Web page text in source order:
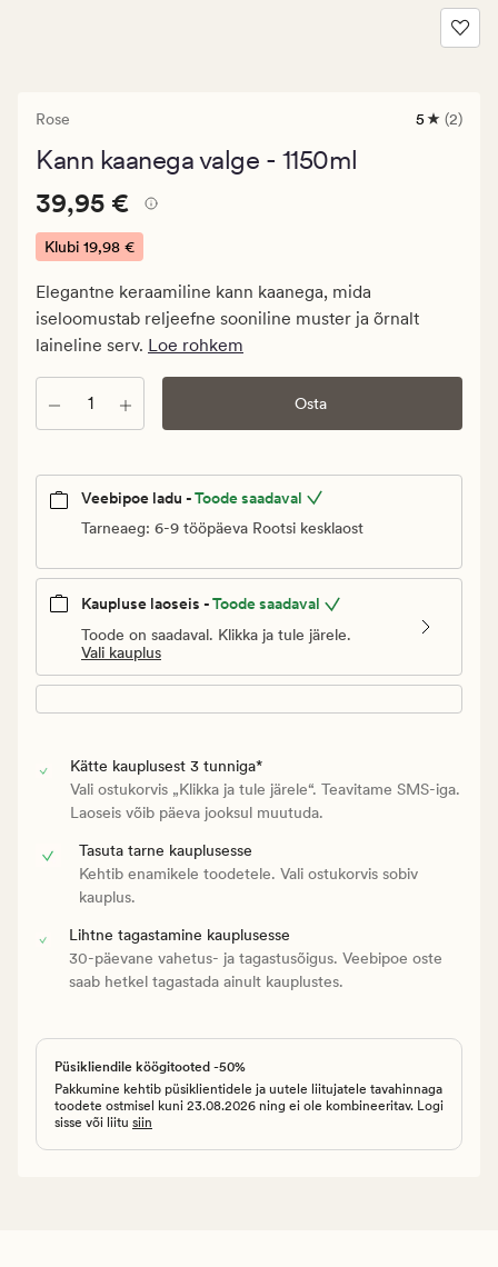
Rose
2
5 (2)
Kann kaanega valge - 1150ml
Pris_ee
39,95
€.
19,98
€
Pris_ee 39,95 €
39,95 €
Klubi 19,98 €
Elegantne keraamiline kann kaanega, mida
iseloomustab reljeefne sooniline muster ja õrnalt
laineline serv. Loe rohkem
Kogus Osta
Veebipoe ladu -Toode saadaval
Tarneaeg: 6-9 tööpäeva Rootsi kesklaost
Kaupluse laoseis -Toode saadaval
Toode on saadaval. Klikka ja tule järele.
Vali kauplus
Kätte kauplusest 3 tunniga*
Vali ostukorvis „Klikka ja tule järele“. Teavitame SMS-iga.
Laoseis võib päeva jooksul muutuda.
Tasuta tarne kauplusesse
Kehtib enamikele toodetele. Vali ostukorvis sobiv
kauplus.
Lihtne tagastamine kauplusesse
30-päevane vahetus- ja tagastusõigus. Veebipoe oste
saab hetkel tagastada ainult kauplustes.
Püsikliendile köögitooted -50%
Pakkumine kehtib püsiklientidele ja uutele liitujatele tavahinnaga
toodete ostmisel kuni 23.08.2026 ning ei ole kombineeritav. Logi
sisse või liitu siin